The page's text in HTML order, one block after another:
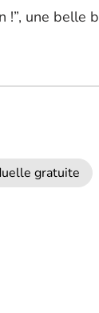
!”, une
gratuite